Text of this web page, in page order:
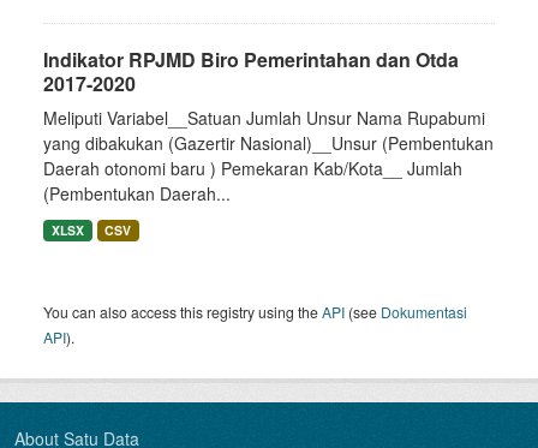
Indikator RPJMD Biro Pemerintahan dan Otda
2017-2020
Meliputi Variabel__Satuan Jumlah Unsur Nama Rupabumi
yang dibakukan (Gazertir Nasional)__Unsur (Pembentukan
Daerah otonomi baru ) Pemekaran Kab/Kota__ Jumlah
(Pembentukan Daerah...
XLSX CSV
You can also access this registry using theAPI (see Dokumentasi
API).
About Satu Data